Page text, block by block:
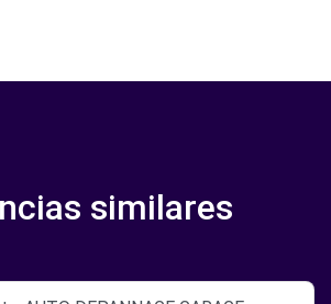
similares